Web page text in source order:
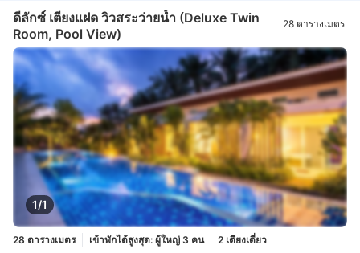
ดีลักซ์ เตียงแฝด วิวสระว่ายน้ำ (Deluxe Twin
Room, Pool View)
28 ตารางเมตร
1/1
28 ตารางเมตร เข้าพักได้สูงสุด: ผู้ใหญ่ 3 คน
2 เตียงเดี่ยว